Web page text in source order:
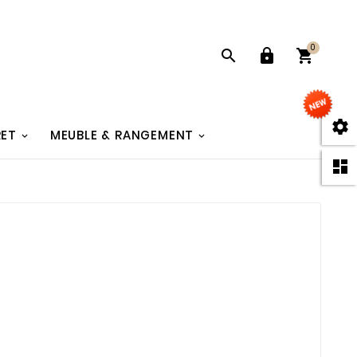


  
0
MEUBLE & RANGEMENT